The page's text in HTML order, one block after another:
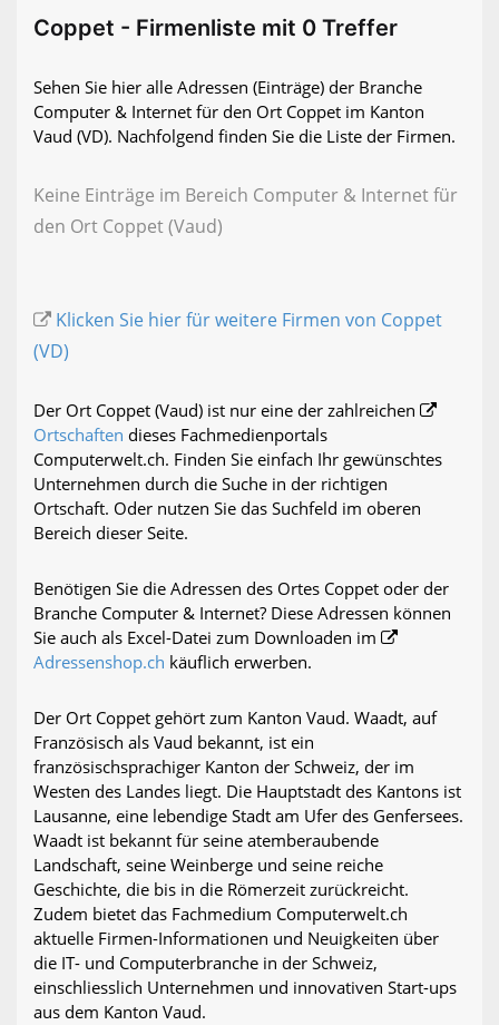
Coppet - Firmenliste mit 0 Treffer
Sehen Sie hier alle Adressen (Einträge) der Branche
Computer & Internet für den Ort Coppet im Kanton
Vaud (VD). Nachfolgend finden Sie die Liste der Firmen.
Keine Einträge im Bereich Computer & Internet für
den Ort Coppet (Vaud)
Klicken Sie hier für weitere Firmen von Coppet
(VD)
Der Ort Coppet (Vaud) ist nur eine der zahlreichen
Ortschaften dieses Fachmedienportals
Computerwelt.ch. Finden Sie einfach Ihr gewünschtes
Unternehmen durch die Suche in der richtigen
Ortschaft. Oder nutzen Sie das Suchfeld im oberen
Bereich dieser Seite.
Benötigen Sie die Adressen des Ortes Coppet oder der
Branche Computer & Internet? Diese Adressen können
Sie auch als Excel-Datei zum Downloaden im
Adressenshop.ch käuflich erwerben.
Der Ort Coppet gehört zum Kanton Vaud. Waadt, auf
Französisch als Vaud bekannt, ist ein
französischsprachiger Kanton der Schweiz, der im
Westen des Landes liegt. Die Hauptstadt des Kantons ist
Lausanne, eine lebendige Stadt am Ufer des Genfersees.
Waadt ist bekannt für seine atemberaubende
Landschaft, seine Weinberge und seine reiche
Geschichte, die bis in die Römerzeit zurückreicht.
Zudem bietet das Fachmedium Computerwelt.ch
aktuelle Firmen-Informationen und Neuigkeiten über
die IT- und Computerbranche in der Schweiz,
einschliesslich Unternehmen und innovativen Start-ups
aus dem Kanton Vaud.